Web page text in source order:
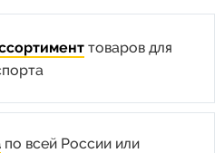
товаров для
по всей России или